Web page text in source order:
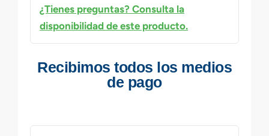
¿Tienes preguntas? Consulta la
disponibilidad de este producto.
Recibimos todos los medios
de pago